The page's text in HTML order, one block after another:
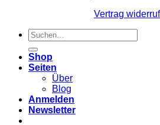
Vertrag
Suchen
nach:
Shop
Seiten
Über
Blog
Anmelden
Newsletter